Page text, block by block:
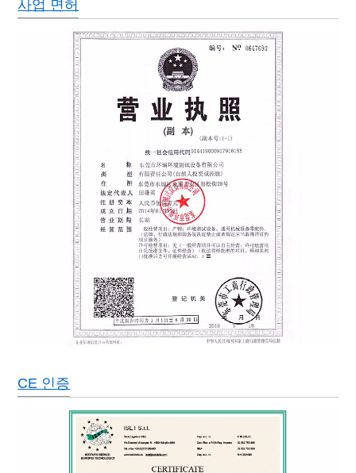
바닥 베
3
스템
공냉식(수냉식은 옵션)
캐스케이드형, 밀폐형/반밀형 압축기, CFC 프리 냉매
제어 장 영어/중국어 컬러 LCD 화면, 프로그래밍, 통신 기능
용접 와이어 스위치 없음, 압축기 과열 및 과전류 보호, 과열 보호,
건식 가열 기계 보호기, 저수위 보호, 오류 경고 시스템.
힘 AC380±10% 50HZ 3상 4선+접지선
사업 면허
CE 인증